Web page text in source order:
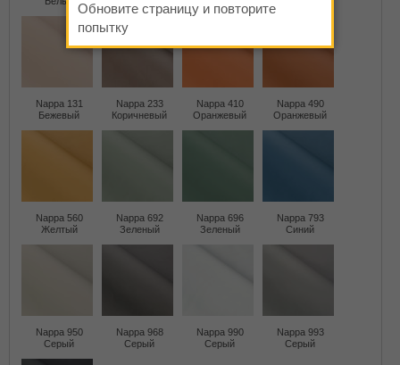
Nappa 131
Бежевый
Nappa 233
Коричневый
Nappa 410
Оранжевый
Nappa 490
Оранжевый
Nappa 560
Желтый
Nappa 692
Зеленый
Nappa 696
Зеленый
Nappa 793
Синий
Nappa 950
Серый
Nappa 968
Серый
Nappa 990
Серый
Nappa 993
Серый
Обновите страницу и повторите
попытку